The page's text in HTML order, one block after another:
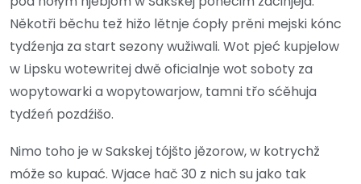
Někotři běchu tež hižo lětnje ćopły prěni mejski kónc
tydźenja za start sezony wužiwali. Wot pjeć kupjelow
w Lipsku wotewritej dwě oficialnje wot soboty za
wopytowarki a wopytowarjow, tamni třo sćěhuja
tydźeń pozdźišo.
Nimo toho je w Sakskej tójšto jězorow, w kotrychž
móže so kupać. Wjace hač 30 z nich su jako tak